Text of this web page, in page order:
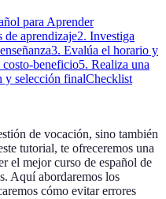
para Aprender
de aprendizaje2. Investiga
3. Evalúa el horario y
beneficio5. Realiza una
y selección finalChecklist
de vocación, sino también
tutorial, te ofreceremos una
el mejor curso de español de
Aquí abordaremos los
cómo evitar errores